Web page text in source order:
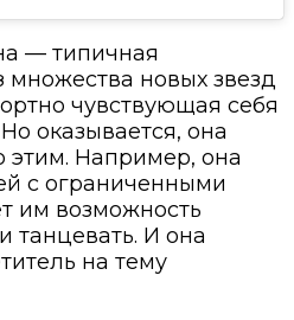
— типичная
множества новых звезд
чувствующая себя
оказывается, она
этим. Например, она
с ограниченными
им возможность
танцевать. И она
на тему